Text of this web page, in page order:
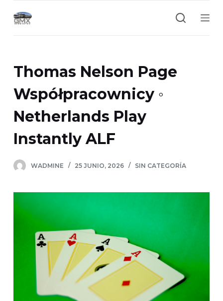
a
a
e
Thomas Nelson Page
Współpracownicy ◦
Netherlands Play
Instantly ALF
WADMINE 25 JUNIO, 2026 SIN CATEGORÍA